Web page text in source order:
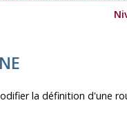
la définition d'une